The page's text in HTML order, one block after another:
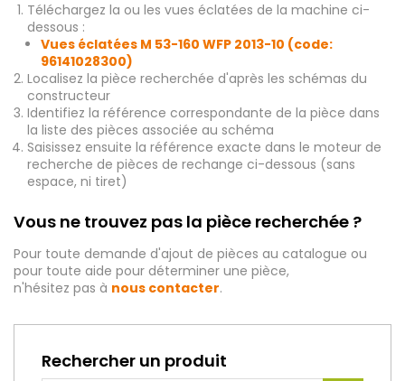
Téléchargez la ou les vues éclatées de la machine ci-
dessous :
Vues éclatées M 53-160 WFP 2013-10 (code:
96141028300)
Localisez la pièce recherchée d'après les schémas du
constructeur
Identifiez la référence correspondante de la pièce dans
la liste des pièces associée au schéma
Saisissez ensuite la référence exacte dans le moteur de
recherche de pièces de rechange ci-dessous (sans
espace, ni tiret)
Vous ne trouvez pas la pièce recherchée ?
Pour toute demande d'ajout de pièces au catalogue ou
pour toute aide pour déterminer une pièce,
n'hésitez pas à nous contacter.
Rechercher un produit